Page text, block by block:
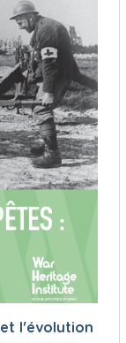
et l'évolution